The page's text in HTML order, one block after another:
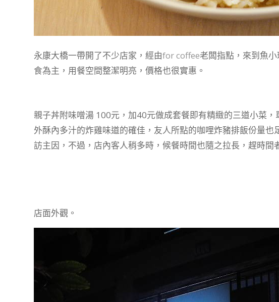
永康大橋一帶開了不少店家，經由for coffee老闆指點，來到魚
食為主，用餐空間整潔明亮，價格也很實惠。
親子丼附味噌湯 100元，加40元做成套餐即有精緻的三道小菜
外酥內多汁的炸雞味道的確佳，友人所點的咖哩炸豬排飯份量
訪主因，不過，店內客人稍多時，候餐時間也隨之拉長，趕時間
店面外觀。